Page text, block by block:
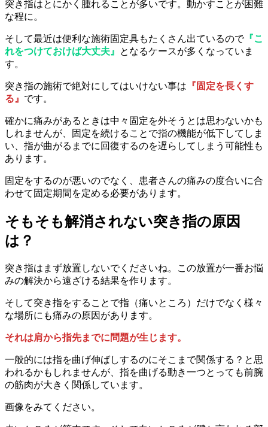
突き指はとにかく腫れることが多いです。動かすことが困難
な程に。
そして最近は便利な施術固定具もたくさん出ているので『こ
れをつけておけば大丈夫』
となるケースが多くなっていま
す。
突き指の施術で絶対にしてはいけない事は 『固定を長くす
る』 です。
確かに痛みがあるときは中々固定を外そうとは思わないかも
しれませんが、固定を続けることで指の機能が低下してしま
い、指が曲がるまでに回復するのを遅らしてしまう可能性も
あります。
固定をするのが悪いのでなく、患者さんの痛みの度合いに合
わせて固定期間を定める必要があります。
そもそも解消されない突き指の原因
は？
突き指はまず放置しないでくださいね。この放置が一番お悩
みの解決から遠ざける結果を作ります。
そして突き指をすることで指（痛いところ）だけでなく様々
な場所にも痛みの原因があります。
それは肩から指先までに問題が生じます。
一般的には指を曲げ伸ばしするのにそこまで関係する？と思
われるかもしれませんが、指を曲げる動き一つとっても前腕
の筋肉が大きく関係しています。
画像をみてください。